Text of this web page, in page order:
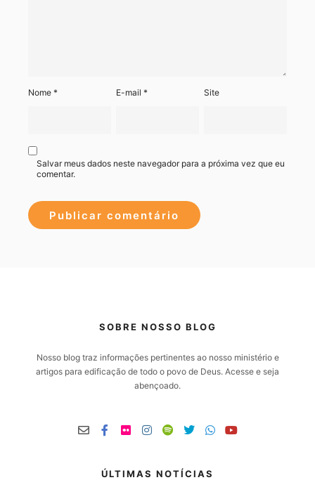
Nome * E-mail* Site
Salvar meus dados neste navegador para a próxima vez que eu
comentar.
SOBRE NOSSO BLOG
Nosso blog traz informações pertinentes ao nosso ministério e
artigos para edificação de todo o povo de Deus. Acesse e seja
abençoado.
ÚLTIMAS NOTÍCIAS